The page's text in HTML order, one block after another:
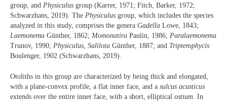
group, and Physiculus group (Karrer, 1971; Fitch, Barker, 1972;
Schwarzhans, 2019). The Physiculus group, which includes the species
analyzed in this study, comprises the genera Gadella Lowe, 1843;
Laemonema Günther, 1862; Momonatira Paulin, 1986; Paralaemonema
Trunov, 1990; Physiculus, Salilota Günther, 1887; and Tripterophycis
Boulenger, 1902 (Schwarzhans, 2019).
Otoliths in this group are characterized by being thick and elongated,
with a plane-convex profile, a flat inner face, and a sulcus acusticus
extends over the entire inner face, with a short, elliptical ostium . In